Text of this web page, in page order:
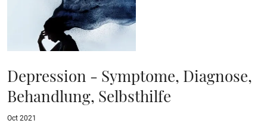
Depression - Symptome, Diagnose,
Behandlung, Selbsthilfe
Oct 2021